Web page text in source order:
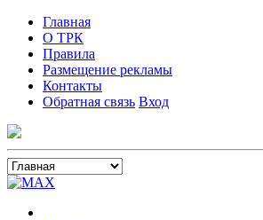
Главная
О ТРК
Правила
Размещение рекламы
Контакты
Обратная связь Вход